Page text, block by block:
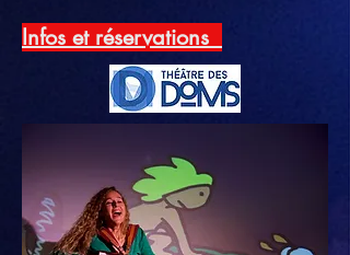
Infos et réservations